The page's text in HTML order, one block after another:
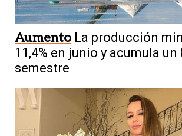
Aumento La producción
11,4% en junio y acumula un
semestre